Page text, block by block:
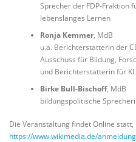
Sprecher der FDP-Fraktion
lebenslanges Lernen
Ronja Kemmer, MdB
u.a. Berichterstatterin der
Ausschuss für Bildung,
und Berichterstatterin für
Birke Bull-Bischoff, MdB
bildungspolitische
Die Veranstaltung findet Online
https://www.wikimedia.de/